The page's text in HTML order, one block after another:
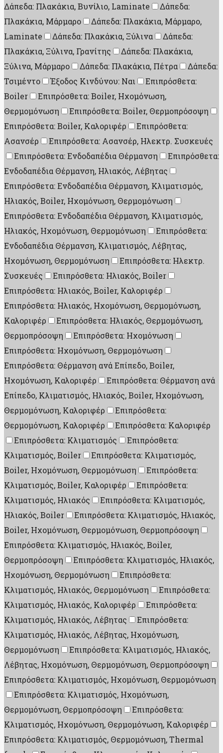
Δάπεδα: Πλακάκια, Βυνίλιο, Laminate
Δάπεδα:
Πλακάκια, Μάρμαρο
Δάπεδα: Πλακάκια, Μάρμαρο,
Laminate
Δάπεδα: Πλακάκια, Ξύλινα
Δάπεδα:
Πλακάκια, Ξύλινα, Γρανίτης
Δάπεδα: Πλακάκια,
Ξύλινα, Μάρμαρο
Δάπεδα: Πλακάκια, Πέτρα
Δάπεδα:
Τσιμέντο
Έξοδος Κινδύνου: Ναι
Επιπρόσθετα:
Boiler
Επιπρόσθετα: Boiler, Ηχομόνωση,
Θερμομόνωση
Επιπρόσθετα: Boiler, Θερμοπρόσοψη
Επιπρόσθετα: Boiler, Καλοριφέρ
Επιπρόσθετα:
Ασανσέρ
Επιπρόσθετα: Ασανσέρ, Ηλεκτρ. Συσκευές
Επιπρόσθετα: Ενδοδαπέδια Θέρμανση
Επιπρόσθετα:
Ενδοδαπέδια Θέρμανση, Ηλιακός, Λέβητας
Επιπρόσθετα: Ενδοδαπέδια Θέρμανση, Κλιματισμός,
Ηλιακός, Boiler, Ηχομόνωση, Θερμομόνωση
Επιπρόσθετα: Ενδοδαπέδια Θέρμανση, Κλιματισμός,
Ηλιακός, Ηχομόνωση, Θερμομόνωση
Επιπρόσθετα:
Ενδοδαπέδια Θέρμανση, Κλιματισμός, Λέβητας,
Ηχομόνωση, Θερμομόνωση
Επιπρόσθετα: Ηλεκτρ.
Συσκευές
Επιπρόσθετα: Ηλιακός, Boiler
Επιπρόσθετα: Ηλιακός, Boiler, Καλοριφέρ
Επιπρόσθετα: Ηλιακός, Ηχομόνωση, Θερμομόνωση,
Καλοριφέρ
Επιπρόσθετα: Ηλιακός, Θερμομόνωση,
Θερμοπρόσοψη
Επιπρόσθετα: Ηχομόνωση
Επιπρόσθετα: Ηχομόνωση, Θερμομόνωση
Επιπρόσθετα: Θέρμανση ανά Επίπεδο, Boiler,
Ηχομόνωση, Καλοριφέρ
Επιπρόσθετα: Θέρμανση ανά
Επίπεδο, Κλιματισμός, Ηλιακός, Boiler, Ηχομόνωση,
Θερμομόνωση, Καλοριφέρ
Επιπρόσθετα:
Θερμομόνωση, Καλοριφέρ
Επιπρόσθετα: Καλοριφέρ
Επιπρόσθετα: Κλιματισμός
Επιπρόσθετα:
Κλιματισμός, Boiler
Επιπρόσθετα: Κλιματισμός,
Boiler, Ηχομόνωση, Θερμομόνωση
Επιπρόσθετα:
Κλιματισμός, Boiler, Καλοριφέρ
Επιπρόσθετα:
Κλιματισμός, Ηλιακός
Επιπρόσθετα: Κλιματισμός,
Ηλιακός, Boiler
Επιπρόσθετα: Κλιματισμός, Ηλιακός,
Boiler, Ηχομόνωση, Θερμομόνωση, Θερμοπρόσοψη
Επιπρόσθετα: Κλιματισμός, Ηλιακός, Boiler,
Θερμοπρόσοψη
Επιπρόσθετα: Κλιματισμός, Ηλιακός,
Ηχομόνωση, Θερμομόνωση
Επιπρόσθετα:
Κλιματισμός, Ηλιακός, Θερμομόνωση
Επιπρόσθετα:
Κλιματισμός, Ηλιακός, Καλοριφέρ
Επιπρόσθετα:
Κλιματισμός, Ηλιακός, Λέβητας
Επιπρόσθετα:
Κλιματισμός, Ηλιακός, Λέβητας, Ηχομόνωση,
Θερμομόνωση
Επιπρόσθετα: Κλιματισμός, Ηλιακός,
Λέβητας, Ηχομόνωση, Θερμομόνωση, Θερμοπρόσοψη
Επιπρόσθετα: Κλιματισμός, Ηχομόνωση, Θερμομόνωση
Επιπρόσθετα: Κλιματισμός, Ηχομόνωση,
Θερμομόνωση, Θερμοπρόσοψη
Επιπρόσθετα:
Κλιματισμός, Ηχομόνωση, Θερμομόνωση, Καλοριφέρ
Επιπρόσθετα: Κλιματισμός, Θερμομόνωση, Thermal